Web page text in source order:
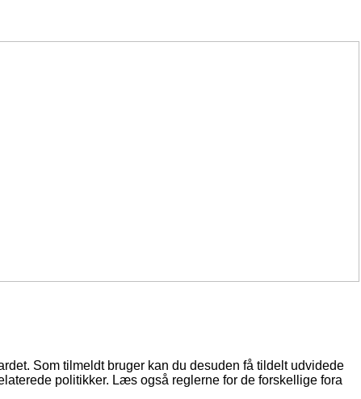
Som tilmeldt bruger kan du desuden få tildelt udvidede
politikker. Læs også reglerne for de forskellige fora